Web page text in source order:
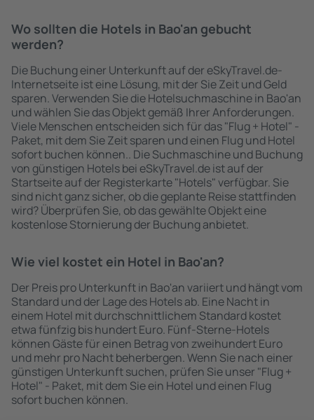
Wo sollten die Hotels in Bao'an gebucht
werden?
Die Buchung einer Unterkunft auf der eSkyTravel.de-
Internetseite ist eine Lösung, mit der Sie Zeit und Geld
sparen. Verwenden Sie die Hotelsuchmaschine in Bao'an
und wählen Sie das Objekt gemäß Ihrer Anforderungen.
Viele Menschen entscheiden sich für das "Flug + Hotel" -
Paket, mit dem Sie Zeit sparen und einen Flug und Hotel
sofort buchen können.. Die Suchmaschine und Buchung
von günstigen Hotels bei eSkyTravel.de ist auf der
Startseite auf der Registerkarte "Hotels" verfügbar. Sie
sind nicht ganz sicher, ob die geplante Reise stattfinden
wird? Überprüfen Sie, ob das gewählte Objekt eine
kostenlose Stornierung der Buchung anbietet.
Wie viel kostet ein Hotel in Bao'an?
Der Preis pro Unterkunft in Bao'an variiert und hängt vom
Standard und der Lage des Hotels ab. Eine Nacht in
einem Hotel mit durchschnittlichem Standard kostet
etwa fünfzig bis hundert Euro. Fünf-Sterne-Hotels
können Gäste für einen Betrag von zweihundert Euro
und mehr pro Nacht beherbergen. Wenn Sie nach einer
günstigen Unterkunft suchen, prüfen Sie unser "Flug +
Hotel" - Paket, mit dem Sie ein Hotel und einen Flug
sofort buchen können.